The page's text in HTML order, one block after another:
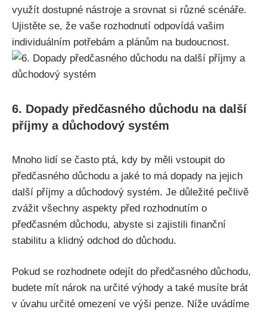
využít dostupné nástroje a srovnat si různé scénáře.
Ujistěte se, že vaše rozhodnutí odpovídá vašim
individuálním potřebám a plánům na budoucnost.
6. Dopady předčasného důchodu na další
příjmy a důchodový systém
Mnoho lidí se často ptá, kdy by měli vstoupit do
předčasného důchodu a jaké to má dopady na jejich
další příjmy a důchodový systém. Je důležité pečlivě
zvážit všechny aspekty před rozhodnutím o
předčasném důchodu, abyste si zajistili finanční
stabilitu a klidný odchod do důchodu.
Pokud se rozhodnete odejít do předčasného důchodu,
budete mít nárok na určité výhody a také musíte brát
v úvahu určité omezení ve výši penze. Níže uvádíme